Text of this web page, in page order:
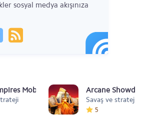
sosyal medya akışınıza
Mobile Arcane
Savaş ve strateji
5